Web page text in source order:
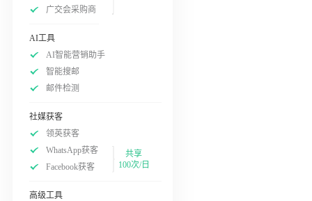
广交会采购商
AI工具
AI智能营销助手
智能搜邮
邮件检测
社媒获客
领英获客
WhatsApp获客
Facebook获客
共享
100次/日
高级工具